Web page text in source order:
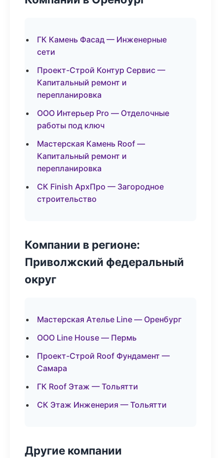
ГК Камень Фасад — Инженерные
сети
Проект-Строй Контур Сервис —
Капитальный ремонт и
перепланировка
ООО Интерьер Pro — Отделочные
работы под ключ
Мастерская Камень Roof —
Капитальный ремонт и
перепланировка
СК Finish АрхПро — Загородное
строительство
Компании в регионе:
Приволжский федеральный
округ
Мастерская Ателье Line — Оренбург
ООО Line House — Пермь
Проект-Строй Roof Фундамент —
Самара
ГК Roof Этаж — Тольятти
СК Этаж Инженерия — Тольятти
Другие компании